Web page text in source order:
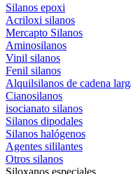
Silanos epoxi
Acriloxi silanos
Mercapto Silanos
Aminosilanos
Vinil silanos
Fenil silanos
Alquilsilanos de cadena
Cianosilanos
isocianato silanos
Silanos dipodales
Silanos halógenos
Agentes sililantes
Otros silanos
Siloxanos especiales